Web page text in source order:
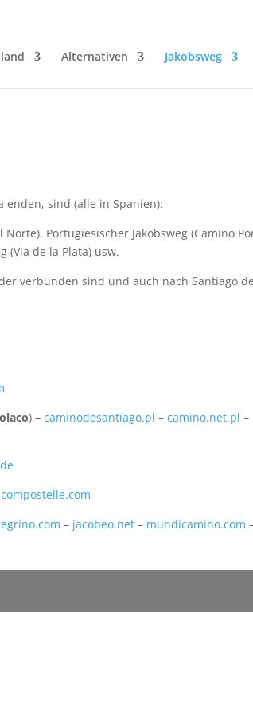
Alternativen Jakobsweg
enden, sind (alle in Spanien):
Portugiesischer Jakobsweg (Camino
(Via de la Plata) usw.
verbunden sind und auch nach Santiago de
) –caminodesantiago.pl –camino.net.pl –
– jacobeo.net – mundicamino.com